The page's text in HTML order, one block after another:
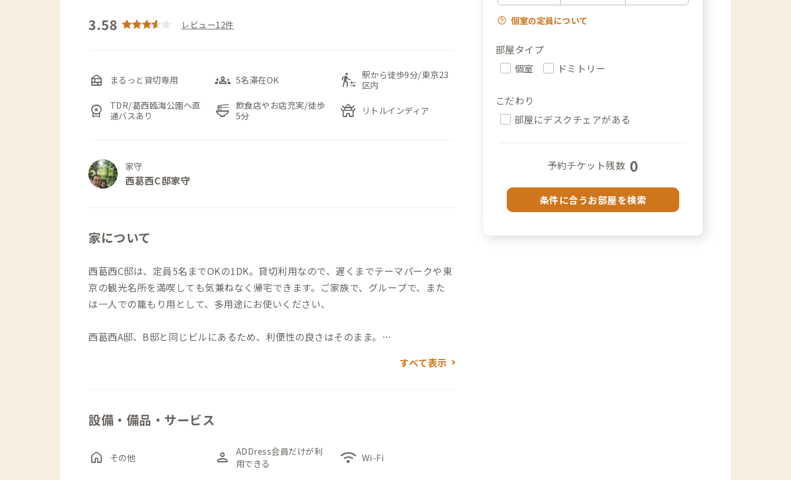
3.58 レビュー12件
nest_multi_room まるっと貸切専用 groups_3 5名滞在OK transfer_within_a_station 駅から徒歩9分/東京23
区内
workspace_premium
TDR/葛西臨海公園へ直
通バスあり
ramen_dining 飲食店やお店充実/徒歩
5分
temple_buddhist リトルインディア
家守
西葛西C邸家守
家について
西葛西C邸は、定員5名までOKの1DK。貸切利用なので、遅くまでテーマパークや東
京の観光名所を満喫しても気兼ねなく帰宅できます。ご家族で、グループで、また
は一人での籠もり用として、多用途にお使いください、
西葛西A邸、B邸と同じビルにあるため、利便性の良さはそのまま。
ルコニーがあり、明るい自然光が入ります。バルコニーはお仕事の合間のリフレッ
テーマパークや都内の観光名所へのアクセスが良い西葛西C邸ですが、家のある江戸
すべて表示
設備・備品・サービス
home その他 person
ADDress会員だけが利
用できる
wifi Wi-Fi
個室の定員について
部屋タイプ
個室
ドミトリー
こだわり
部屋にデスクチェアがある
予約チケット残数 0
条件に合うお部屋を検索